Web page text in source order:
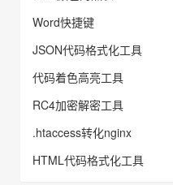
Word快捷键
JSON代码格式化工具
代码着色高亮工具
RC4加密解密工具
.htaccess转化nginx
HTML代码格式化工具